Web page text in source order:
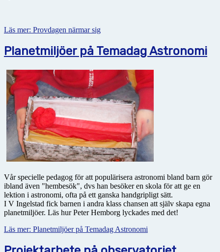
Läs mer: Provdagen närmar sig
Planetmiljöer på Temadag Astronomi
Vår specielle pedagog för att populärisera astronomi bland barn gör
ibland även "hembesök", dvs han besöker en skola för att ge en
lektion i astronomi, ofta på ett ganska handgripligt sätt.
I V Ingelstad fick barnen i andra klass chansen att själv skapa egna
planetmiljöer. Läs hur Peter Hemborg lyckades med det!
Läs mer: Planetmiljöer på Temadag Astronomi